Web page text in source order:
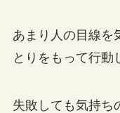
あまり人の目線を
とりをもって行動
失敗しても気持ち